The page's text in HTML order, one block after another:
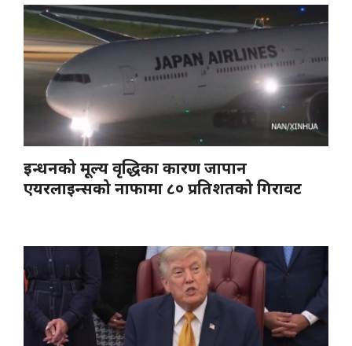
इन्धनको मूल्य वृद्धिका कारण जापान
एयरलाइन्सको नाफामा ८० प्रतिशतको गिरावट